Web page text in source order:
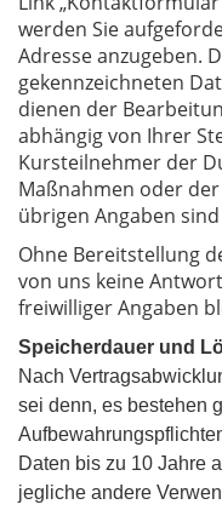
werden Sie
Adresse anzugeben.
gekennzeichneten
dienen der
abhängig von Ihrer
Kursteilnehmer der
Maßnahmen oder
übrigen Angaben
Ohne Bereitstellung
von uns keine
freiwilliger Angaben
Speicherdauer und
Nach
sei denn, es bestehen
Daten bis zu 10 Jahre
jegliche andere